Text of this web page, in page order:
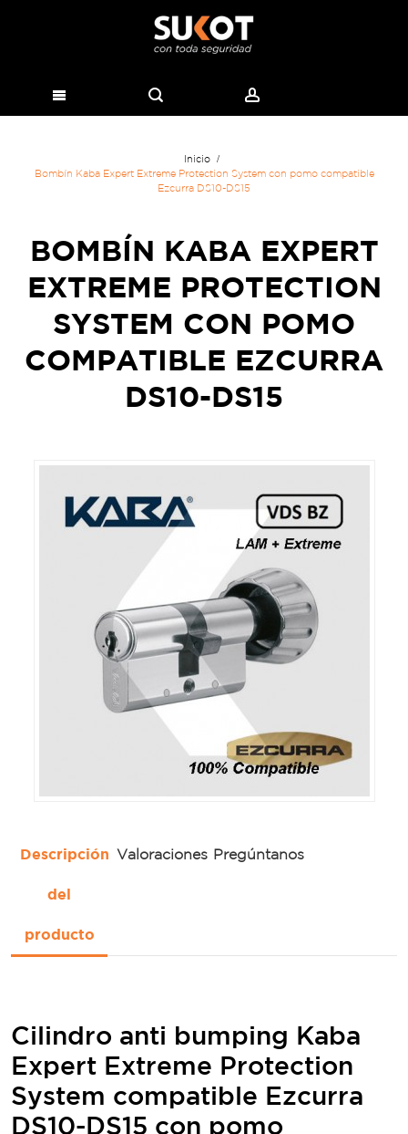
Inicio
Bombín Kaba Expert Extreme Protection System con pomo compatible
Ezcurra DS10-DS15
BOMBÍN KABA EXPERT
EXTREME PROTECTION
SYSTEM CON POMO
COMPATIBLE EZCURRA
DS10-DS15
Descripción
del
producto
Valoraciones Pregúntanos
Cilindro anti bumping Kaba
Expert Extreme Protection
System compatible Ezcurra
DS10-DS15 con pomo